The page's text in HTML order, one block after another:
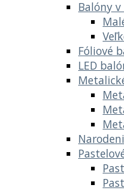
Balóny
Fóliové
LED